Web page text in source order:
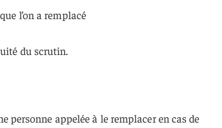
l’on a remplacé
du scrutin.
personne appelée à le remplacer en cas de